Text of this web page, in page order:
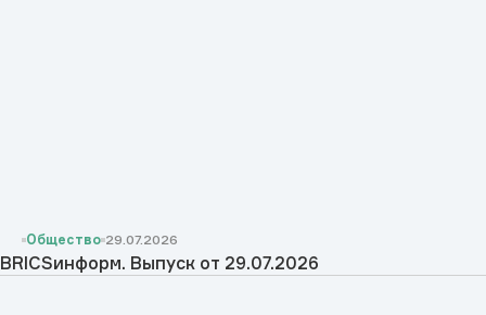
Общество 29.07.2026
BRICSинформ. Выпуск от 29.07.2026